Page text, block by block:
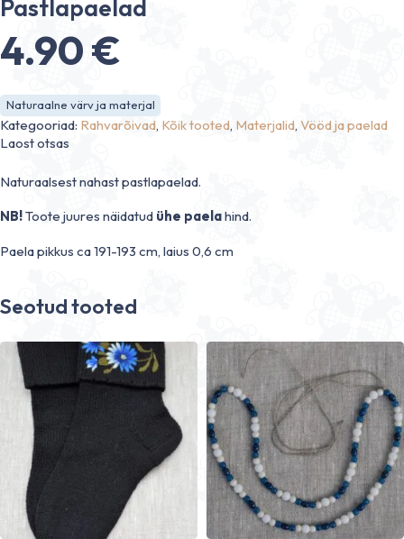
Pastlapaelad
4.90€
Naturaalne värv ja materjal
Kategooriad: Rahvarõivad, Kõik tooted, Materjalid, Vööd ja paelad
Laost otsas
Naturaalsest nahast pastlapaelad.
NB!Toote juures näidatud ühe paelahind.
Paela pikkus ca 191-193 cm, laius 0,6 cm
Seotud tooted